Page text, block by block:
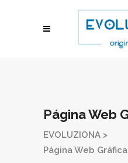
Página Web
EVOLUZIONA >
Página Web